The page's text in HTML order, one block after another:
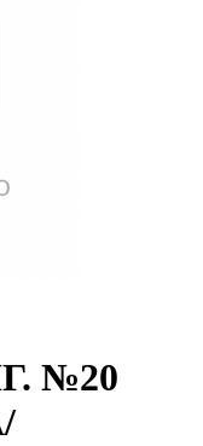
№20